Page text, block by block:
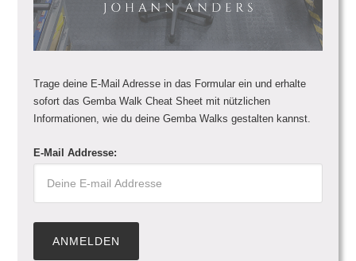
Trage deine E-Mail Adresse in das Formular ein und erhalte
sofort das Gemba Walk Cheat Sheet mit nützlichen
Informationen, wie du deine Gemba Walks gestalten kannst.
E-Mail Addresse: